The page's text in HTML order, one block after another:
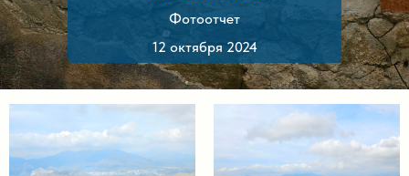
12 октября 2024
Фотоотчет